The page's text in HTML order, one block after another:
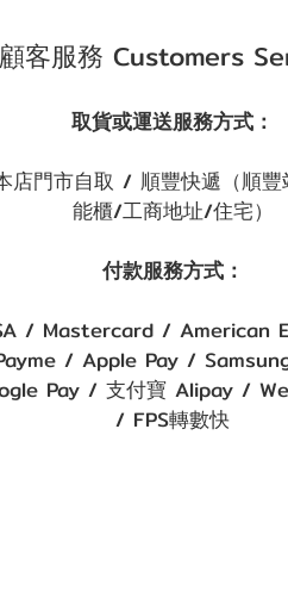
顧客服務 Customers
取貨或運送服務方式：
店門市自取 / 順豐快遞（順
能櫃/工商地址/住宅）
付款服務方式：
/ Mastercard / American
/ Apple Pay /
Pay / 支付寶 Alipay /
/ FPS轉數快